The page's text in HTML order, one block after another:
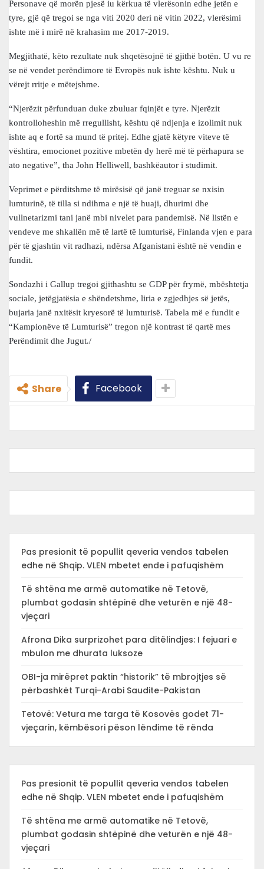
Personave që morën pjesë iu kërkua të vlerësonin edhe jetën e
tyre, gjë që tregoi se nga viti 2020 deri në vitin 2022, vlerësimi
ishte më i mirë në krahasim me 2017-2019.
Megjithatë, këto rezultate nuk shqetësojnë të gjithë botën. U vu re
se në vendet perëndimore të Evropës nuk ishte kështu. Nuk u
vërejt rritje e mëtejshme.
“Njerëzit përfunduan duke zbuluar fqinjët e tyre. Njerëzit
kontrolloheshin më rregullisht, kështu që ndjenja e izolimit nuk
ishte aq e fortë sa mund të pritej. Edhe gjatë këtyre viteve të
vështira, emocionet pozitive mbetën dy herë më të përhapura se
ato negative”, tha John Helliwell, bashkëautor i studimit.
Veprimet e përditshme të mirësisë që janë treguar se nxisin
lumturinë, të tilla si ndihma e një të huaji, dhurimi dhe
vullnetarizmi tani janë mbi nivelet para pandemisë. Në listën e
vendeve me shkallën më të lartë të lumturisë, Finlanda vjen e para
për të gjashtin vit radhazi, ndërsa Afganistani është në vendin e
fundit.
Sondazhi i Gallup tregoi gjithashtu se GDP për frymë, mbështetja
sociale, jetëgjatësia e shëndetshme, liria e zgjedhjes së jetës,
bujaria janë nxitësit kryesorë të lumturisë. Tabela më e fundit e
“Kampionëve të Lumturisë” tregon një kontrast të qartë mes
Perëndimit dhe Jugut./
Share Facebook
Pas presionit të popullit qeveria vendos tabelen
edhe në Shqip. VLEN mbetet ende i pafuqishëm
Të shtëna me armë automatike në Tetovë,
plumbat godasin shtëpinë dhe veturën e një 48-
vjeçari
Afrona Dika surprizohet para ditëlindjes: I fejuari e
mbulon me dhurata luksoze
OBI-ja mirëpret paktin “historik” të mbrojtjes së
përbashkët Turqi-Arabi Saudite-Pakistan
Tetovë: Vetura me targa të Kosovës godet 71-
vjeçarin, këmbësori pëson lëndime të rënda
Pas presionit të popullit qeveria vendos tabelen
edhe në Shqip. VLEN mbetet ende i pafuqishëm
Të shtëna me armë automatike në Tetovë,
plumbat godasin shtëpinë dhe veturën e një 48-
vjeçari